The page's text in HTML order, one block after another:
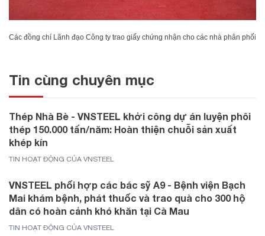
Các đồng chí Lãnh đạo Công ty trao giấy chứng nhận cho các nhà phân phối
Tin cùng chuyên mục
Thép Nhà Bè - VNSTEEL khởi công dự án luyện phôi
thép 150.000 tấn/năm: Hoàn thiện chuỗi sản xuất
khép kín
TIN HOẠT ĐỘNG CỦA VNSTEEL
VNSTEEL phối hợp các bác sỹ A9 - Bệnh viện Bạch
Mai khám bệnh, phát thuốc và trao quà cho 300 hộ
dân có hoàn cảnh khó khăn tại Cà Mau
TIN HOẠT ĐỘNG CỦA VNSTEEL